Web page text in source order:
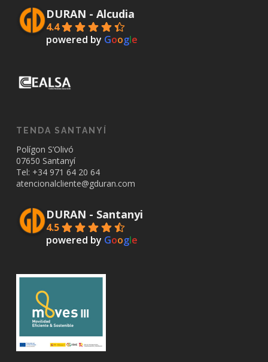
DURAN - Alcudia
4.4
powered by Google
TENDA SANTANYÍ
Polígon S’Olivó
07650 Santanyí
Tel: +34 971 64 20 64
atencionalcliente@gduran.com
DURAN - Santanyi
4.5
powered by Google